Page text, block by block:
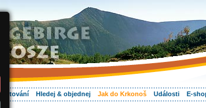
Hledej & objednej Jak do Krkonoš Události E-